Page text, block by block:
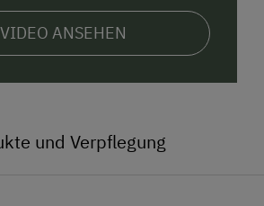
- da wird das Wandern für die
AuchRadfahrer
haben wir zu Ihrer
Sie
einmalig kostenlosen Zugang
bei vielen Ausflugszielen
oder bei Outdoor Aktivitäten
VIDEO ANSEHEN
und Verpflegung